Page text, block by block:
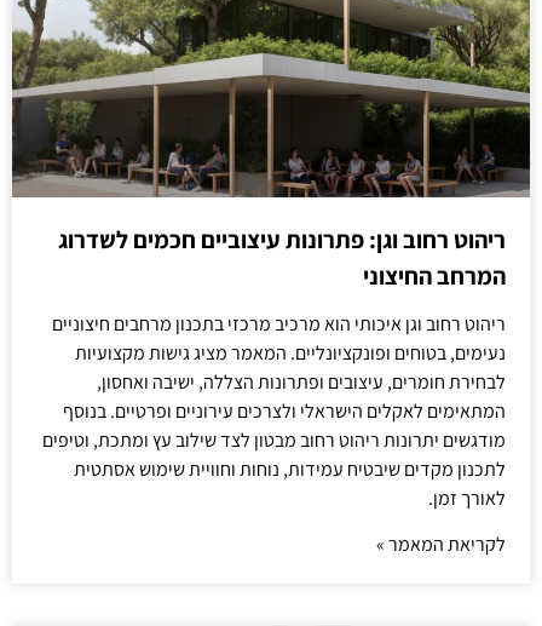
ריהוט רחוב וגן: פתרונות עיצוביים חכמים לשדרוג
המרחב החיצוני
ריהוט רחוב וגן איכותי הוא מרכיב מרכזי בתכנון מרחבים חיצוניים
נעימים, בטוחים ופונקציונליים. המאמר מציג גישות מקצועיות
לבחירת חומרים, עיצובים ופתרונות הצללה, ישיבה ואחסון,
המתאימים לאקלים הישראלי ולצרכים עירוניים ופרטיים. בנוסף
מודגשים יתרונות ריהוט רחוב מבטון לצד שילוב עץ ומתכת, וטיפים
לתכנון מקדים שיבטיח עמידות, נוחות וחוויית שימוש אסתטית
לאורך זמן.
לקריאת המאמר »